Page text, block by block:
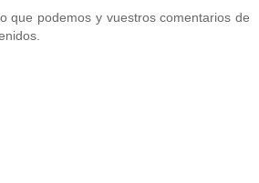
que podemos y vuestros comentarios de